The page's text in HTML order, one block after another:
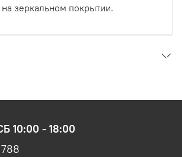
зеркальном покрытии.
10:00 - 18:00